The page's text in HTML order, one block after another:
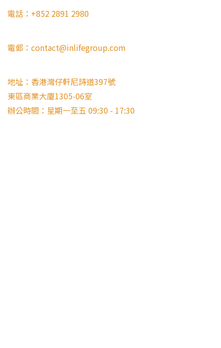
電話：+852 2891 2980
電郵：contact@inlifegroup.com
地址：香港灣仔軒尼詩道397號
東區商業大廈1305-06室
辦公時間：星期一至五 09:30 - 17:30